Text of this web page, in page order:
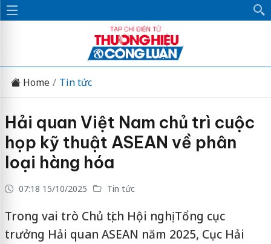
Home Tin tức
Hải quan Việt Nam chủ trì cuộc
họp kỹ thuật ASEAN về phân
loại hàng hóa
07:18 15/10/2025 Tin tức
Trong vai trò Chủ tịch Hội nghị Tổng cục
trưởng Hải quan ASEAN năm 2025, Cục Hải